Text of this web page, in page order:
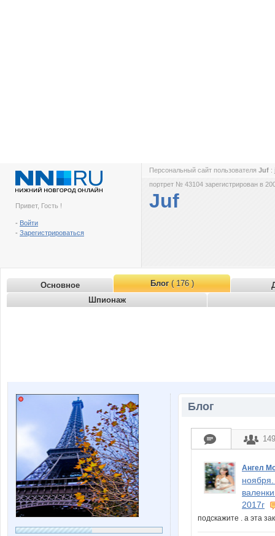
Привет, Гость !
- Войти
- Зарегистрироваться
Персональный сайт пользователя Juf :
портрет № 43104 зарегистрирован в
Juf
Основное Блог( 176 )
Шпионаж
Блог
Ангел
2017г
подскажите . а эта